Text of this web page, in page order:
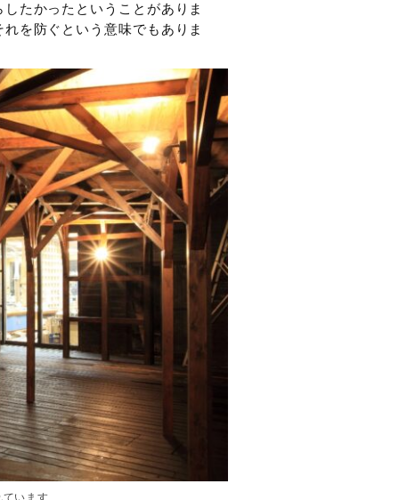
たかったということがありま
を防ぐという意味でもありま
ています